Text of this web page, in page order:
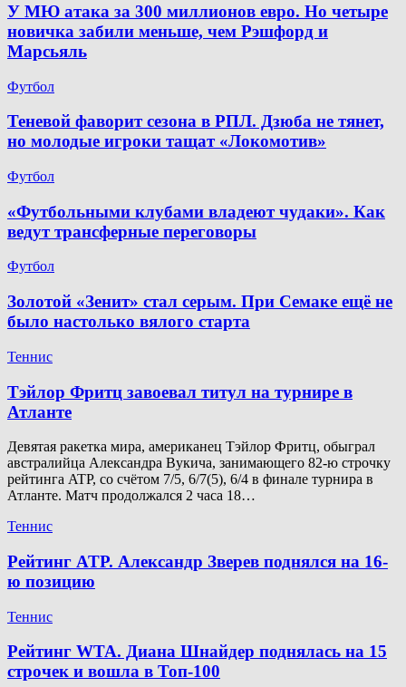
У МЮ атака за 300 миллионов евро. Но четыре
новичка забили меньше, чем Рэшфорд и
Марсьяль
Футбол
Теневой фаворит сезона в РПЛ. Дзюба не тянет,
но молодые игроки тащат «Локомотив»
Футбол
«Футбольными клубами владеют чудаки». Как
ведут трансферные переговоры
Футбол
Золотой «Зенит» стал серым. При Семаке ещё не
было настолько вялого старта
Теннис
Тэйлор Фритц завоевал титул на турнире в
Атланте
Девятая ракетка мира, американец Тэйлор Фритц, обыграл
австралийца Александра Вукича, занимающего 82-ю строчку
рейтинга ATP, со счётом 7/5, 6/7(5), 6/4 в финале турнира в
Атланте. Матч продолжался 2 часа 18…
Теннис
Рейтинг ATP. Александр Зверев поднялся на 16-
ю позицию
Теннис
Рейтинг WTA. Диана Шнайдер поднялась на 15
строчек и вошла в Топ-100